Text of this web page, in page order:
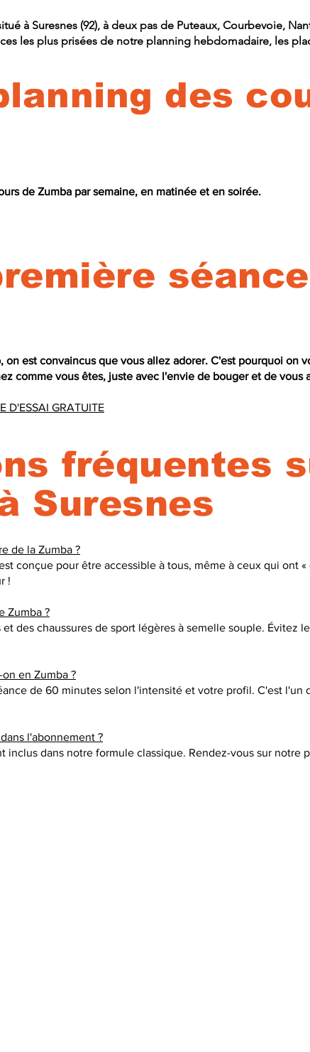
à Suresnes (92), à deux pas de Puteaux, Courbevoie,
les plus prisées de notre planning hebdomadaire, les
des
de Zumba par semaine, en matinée et en soirée.
on est convaincus que vous allez adorer. C'est pourquoi on
comme vous êtes, juste avec l'envie de bouger et de vous
D'ESSAI GRATUITE
fréquentes
Suresnes
de la Zumba ?
conçue pour être accessible à tous, même à ceux qui ont
!
Zumba ?
des chaussures de sport légères à semelle souple. Évitez
en Zumba ?
de 60 minutes selon l'intensité et votre profil. C'est l'un
l'abonnement ?
inclus dans notre formule classique. Rendez-vous sur notre